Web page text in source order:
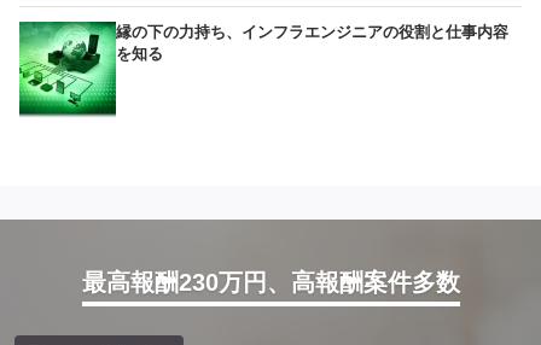
縁の下の力持ち、インフラエンジニアの役割と仕事内容
を知る
最高報酬230万円、高報酬案件多数